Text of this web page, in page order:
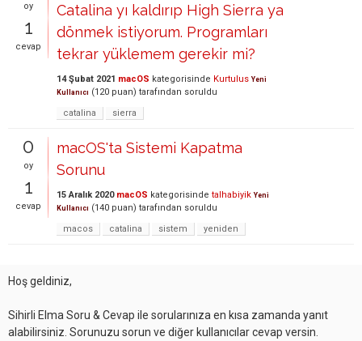
oy
1
cevap
Catalina yı kaldırıp High Sierra ya
dönmek istiyorum. Programları
tekrar yüklemem gerekir mi?
14 Şubat 2021 macOS kategorisinde Kurtulus Yeni
Kullanıcı (120 puan) tarafından soruldu
catalina
sierra
0
oy
1
cevap
macOS'ta Sistemi Kapatma
Sorunu
15 Aralık 2020 macOS kategorisinde talhabiyik Yeni
Kullanıcı (140 puan) tarafından soruldu
macos
catalina sistem yeniden
Hoş geldiniz,
Sihirli Elma Soru & Cevap ile sorularınıza en kısa zamanda yanıt
alabilirsiniz. Sorunuzu sorun ve diğer kullanıcılar cevap versin.